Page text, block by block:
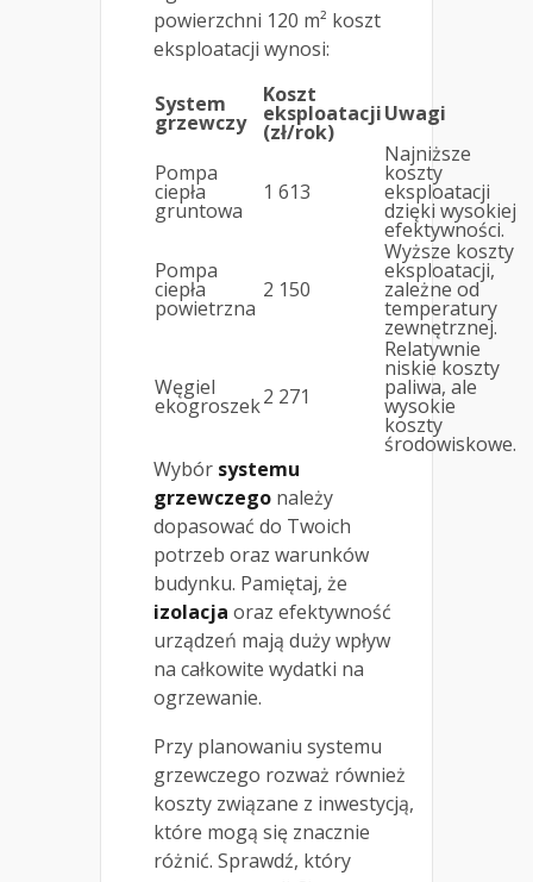
powierzchni 120 m² koszt
eksploatacji wynosi:
System
grzewczy
Koszt
eksploatacji
(zł/rok)
Uwagi
Pompa
ciepła
gruntowa
1 613
Najniższe
koszty
eksploatacji
dzięki wysokiej
efektywności.
Pompa
ciepła
powietrzna
2 150
Wyższe koszty
eksploatacji,
zależne od
temperatury
zewnętrznej.
Węgiel
ekogroszek2 271
Relatywnie
niskie koszty
paliwa, ale
wysokie
koszty
środowiskowe.
Wybór systemu
grzewczego należy
dopasować do Twoich
potrzeb oraz warunków
budynku. Pamiętaj, że
izolacja oraz efektywność
urządzeń mają duży wpływ
na całkowite wydatki na
ogrzewanie.
Przy planowaniu systemu
grzewczego rozważ również
koszty związane z inwestycją,
które mogą się znacznie
różnić. Sprawdź, który